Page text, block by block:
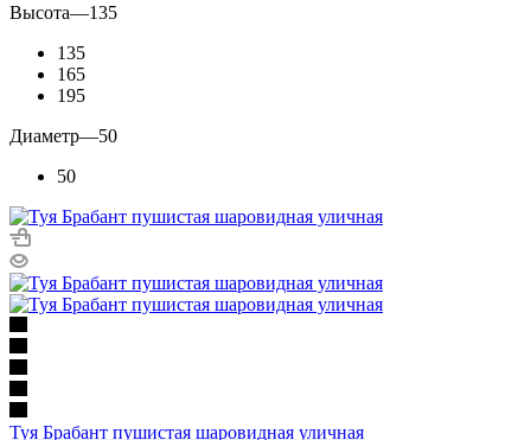
Высота—135
135
165
195
Диаметр—50
50
Туя Брабант пушистая шаровидная уличная